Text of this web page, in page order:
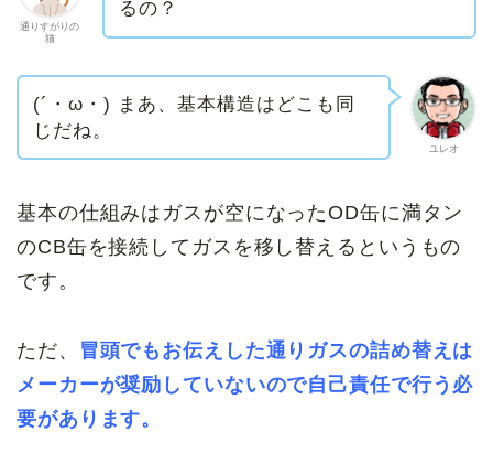
通りすがりの
猫
るの？
ユレオ
(´・ω・) まあ、基本構造はどこも同
じだね。
基本の仕組みはガスが空になったOD缶に満タン
のCB缶を接続してガスを移し替えるというもの
です。
ただ、
冒頭でもお伝えした通りガスの詰め替えは
メーカーが奨励していないので自己責任で行う必
要があります。